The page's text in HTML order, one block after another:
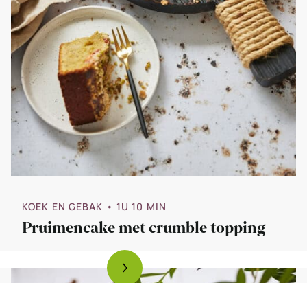
KOEK EN GEBAK • 1U 10 MIN
Pruimencake met crumble topping